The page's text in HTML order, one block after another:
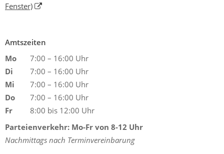
Fenster)
Amtszeiten
Mo
7:00 – 16:00 Uhr
Di
7:00 – 16:00 Uhr
Mi
7:00 – 16:00 Uhr
Do
7:00 – 16:00 Uhr
Fr
8:00 bis 12:00 Uhr
Parteienverkehr: Mo-Fr von 8-12 Uhr
Nachmittags nach Terminvereinbarung